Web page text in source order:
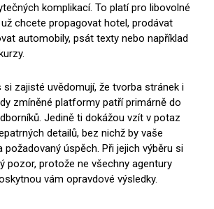
komplikací. To platí pro libovolné
chcete propagovat hotel, prodávat
automobily, psát texty nebo například
si zajisté uvědomují, že tvorba stránek i
zmíněné platformy patří primárně do
Jedině ti dokážou vzít v potaz
detailů, bez nichž by vaše
požadovaný úspěch. Při jejich výběru si
pozor, protože ne všechny agentury
vám opravdové výsledky.